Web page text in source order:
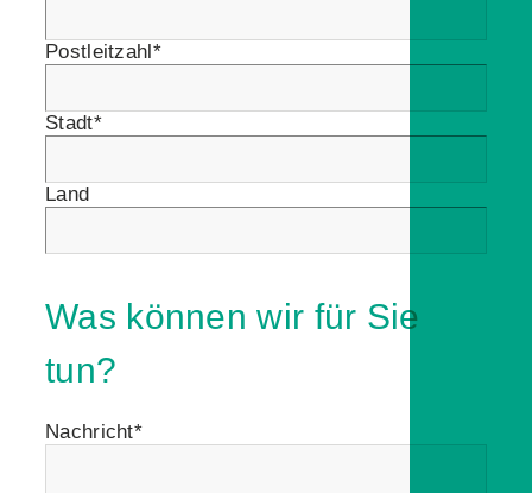
Postleitzahl*
Stadt*
Land
Was können wir für Sie
tun?
Nachricht*